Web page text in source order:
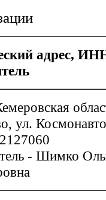
адрес,
ул.
- Шимко